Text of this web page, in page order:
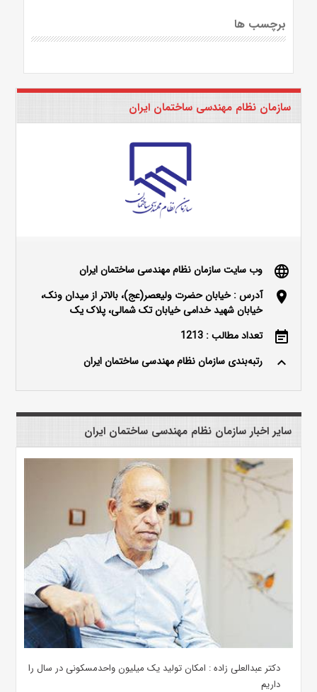
برچسب ها
سازمان نظام مهندسی ساختمان ایران
language وب سایت سازمان نظام مهندسی ساختمان ایران
location_on
آدرس : خیابان حضرت ولیعصر(عج)، بالاتر از میدان ونک،
خیابان شهید خدامی خیابان تک شمالی، پلاک یک
event_note تعداد مطالب : 1213
keyboard_arrow_up رتبه‌بندی سازمان نظام مهندسی ساختمان ایران
سایر اخبار سازمان نظام مهندسی ساختمان ایران
دکتر عبدالعلی زاده : امکان تولید یک میلیون واحدمسکونی در سال را
داریم